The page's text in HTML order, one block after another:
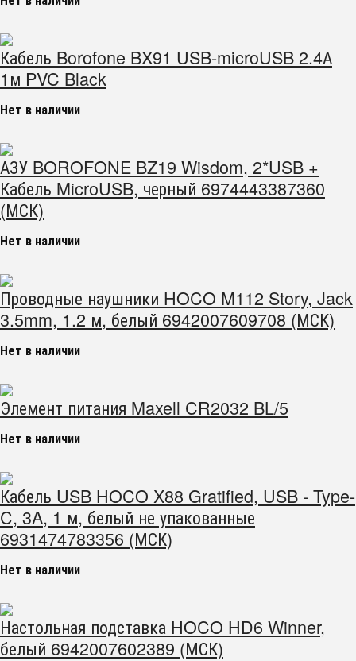
Кабель Borofone BX91 USB-microUSB 2.4А
1м PVC Black
Нет в наличии
АЗУ BOROFONE BZ19 Wisdom, 2*USB +
Кабель MicroUSB, черный 6974443387360
(МСК)
Нет в наличии
Проводные наушники HOCO M112 Story, Jack
3.5mm, 1.2 м, белый 6942007609708 (МСК)
Нет в наличии
Элемент питания Maxell CR2032 BL/5
Нет в наличии
Кабель USB HOCO X88 Gratified, USB - Type-
C, 3A, 1 м, белый не упакованные
6931474783356 (МСК)
Нет в наличии
Настольная подставка HOCO HD6 Winner,
белый 6942007602389 (МСК)